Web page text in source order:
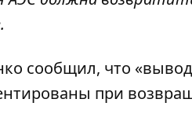
сообщил, что
при